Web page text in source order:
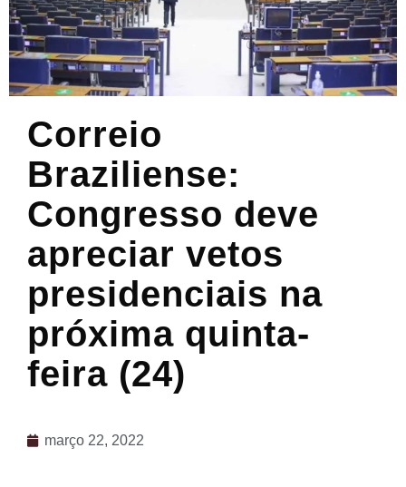
Correio
Braziliense:
Congresso deve
apreciar vetos
presidenciais na
próxima quinta-
feira (24)
março 22, 2022